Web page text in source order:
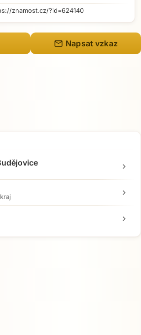
znamost.cz/?id=624140
mail Napsat vzkaz
chevron_right
chevron_right
chevron_right